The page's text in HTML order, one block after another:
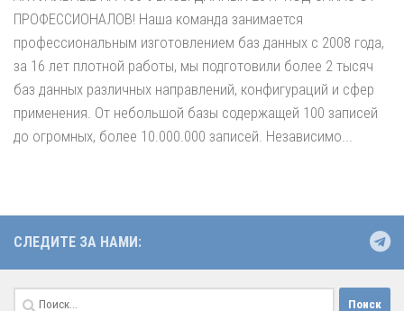
ПРОФЕССИОНАЛОВ! Наша команда занимается
профессиональным изготовлением баз данных с 2008 года,
за 16 лет плотной работы, мы подготовили более 2 тысяч
баз данных различных направлений, конфигураций и сфер
применения. От небольшой базы содержащей 100 записей
до огромных, более 10.000.000 записей. Независимо...
СЛЕДИТЕ ЗА НАМИ:
Найти: